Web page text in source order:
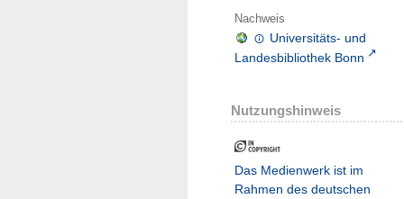
Nachweis
Universitäts- und
Landesbibliothek Bonn
Nutzungshinweis
Das Medienwerk ist im
Rahmen des deutschen